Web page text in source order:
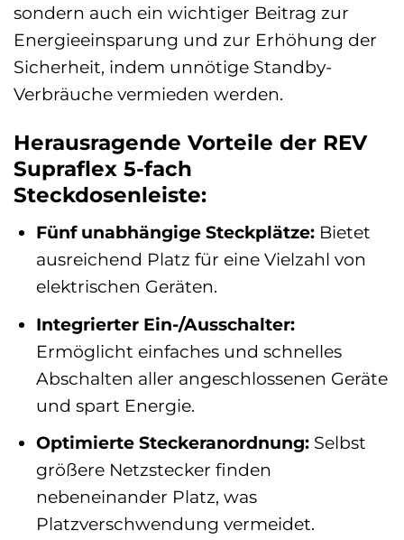
sondern auch ein wichtiger Beitrag zur
Energieeinsparung und zur Erhöhung der
Sicherheit, indem unnötige Standby-
Verbräuche vermieden werden.
Herausragende Vorteile der REV
Supraflex 5-fach
Steckdosenleiste:
Fünf unabhängige Steckplätze:Bietet
ausreichend Platz für eine Vielzahl von
elektrischen Geräten.
Integrierter Ein-/Ausschalter:
Ermöglicht einfaches und schnelles
Abschalten aller angeschlossenen Geräte
und spart Energie.
Optimierte Steckeranordnung:Selbst
größere Netzstecker finden
nebeneinander Platz, was
Platzverschwendung vermeidet.